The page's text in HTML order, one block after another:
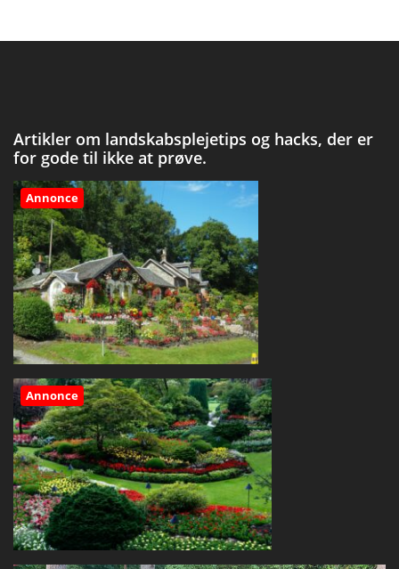
Artikler om landskabsplejetips og hacks, der er
for gode til ikke at prøve.
Annonce
Annonce